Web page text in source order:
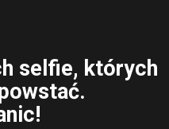
selfie, których